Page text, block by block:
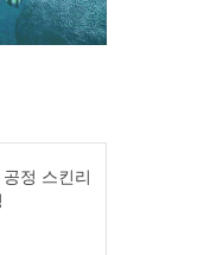
정 스킨리